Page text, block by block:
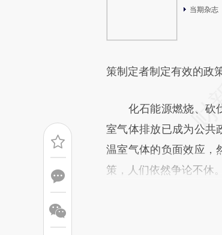
当期杂志
策制定者制定有效的政
化石能源燃烧、砍伐
室气体排放已成为公共
温室气体的负面效应，
策，人们依然争论不休。